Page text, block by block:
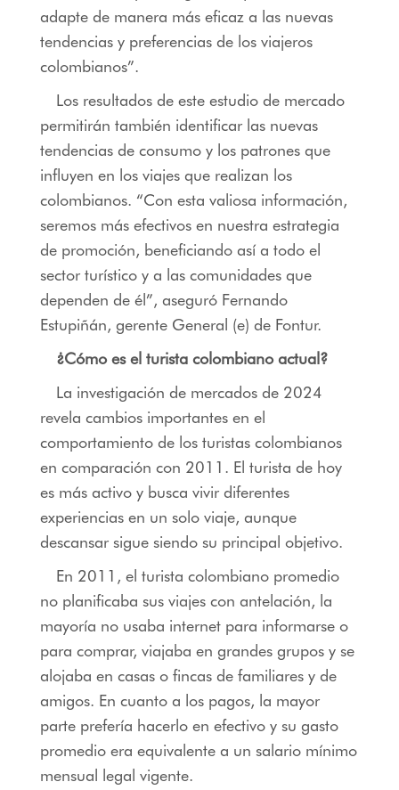
adapte de manera más eficaz a las nuevas
tendencias y preferencias de los viajeros
colombianos”.
Los resultados de este estudio de mercado
permitirán también identificar las nuevas
tendencias de consumo y los patrones que
influyen en los viajes que realizan los
colombianos. “Con esta valiosa información,
seremos más efectivos en nuestra estrategia
de promoción, beneficiando así a todo el
sector turístico y a las comunidades que
dependen de él”, aseguró Fernando
Estupiñán, gerente General (e) de Fontur.
¿Cómo es el turista colombiano actual?
La investigación de mercados de 2024
revela cambios importantes en el
comportamiento de los turistas colombianos
en comparación con 2011. El turista de hoy
es más activo y busca vivir diferentes
experiencias en un solo viaje, aunque
descansar sigue siendo su principal objetivo.
En 2011, el turista colombiano promedio
no planificaba sus viajes con antelación, la
mayoría no usaba internet para informarse o
para comprar, viajaba en grandes grupos y se
alojaba en casas o fincas de familiares y de
amigos. En cuanto a los pagos, la mayor
parte prefería hacerlo en efectivo y su gasto
promedio era equivalente a un salario mínimo
mensual legal vigente.